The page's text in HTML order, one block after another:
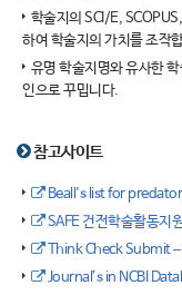
학술지의 SCI/E,
하여 학술지의 가치를 조작
유명 학술지명와 유사한
인으로 꾸밉니다.
참고사이트
Beall's list for
SAFE 건전학술활동지
Think Check Submit
Journal’s in NCBI